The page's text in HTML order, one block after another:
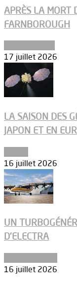
APRÈS LA MORT
FARNBOROUGH
17 juillet 2026
LA SAISON DES
JAPON ET EN
16 juillet 2026
UN
D’ELECTRA
16 juillet 2026